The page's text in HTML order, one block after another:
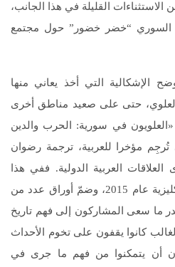
القليلة في هذا الجانب،
السوري “خضر خضور” حول مجتمع
الإشكالية التي أخذ يعاني منها
حتى على صعيد مناطق أخرى
في سورية: الحرب والدين
مؤخرا للعربية، ترجمة رضوان
العربية الدولية. ففي هذا
الكتاب الذي صدر بنسخته الإنكليزية عام 2015، وضمّ أوراق عدد من
ما سعى المشاركون إلى فهم تاريخ
كانوا يقفون على تخوم الأحداث
بعد عام 2011 دون أن يتمكنوا من فهم ما جرى في